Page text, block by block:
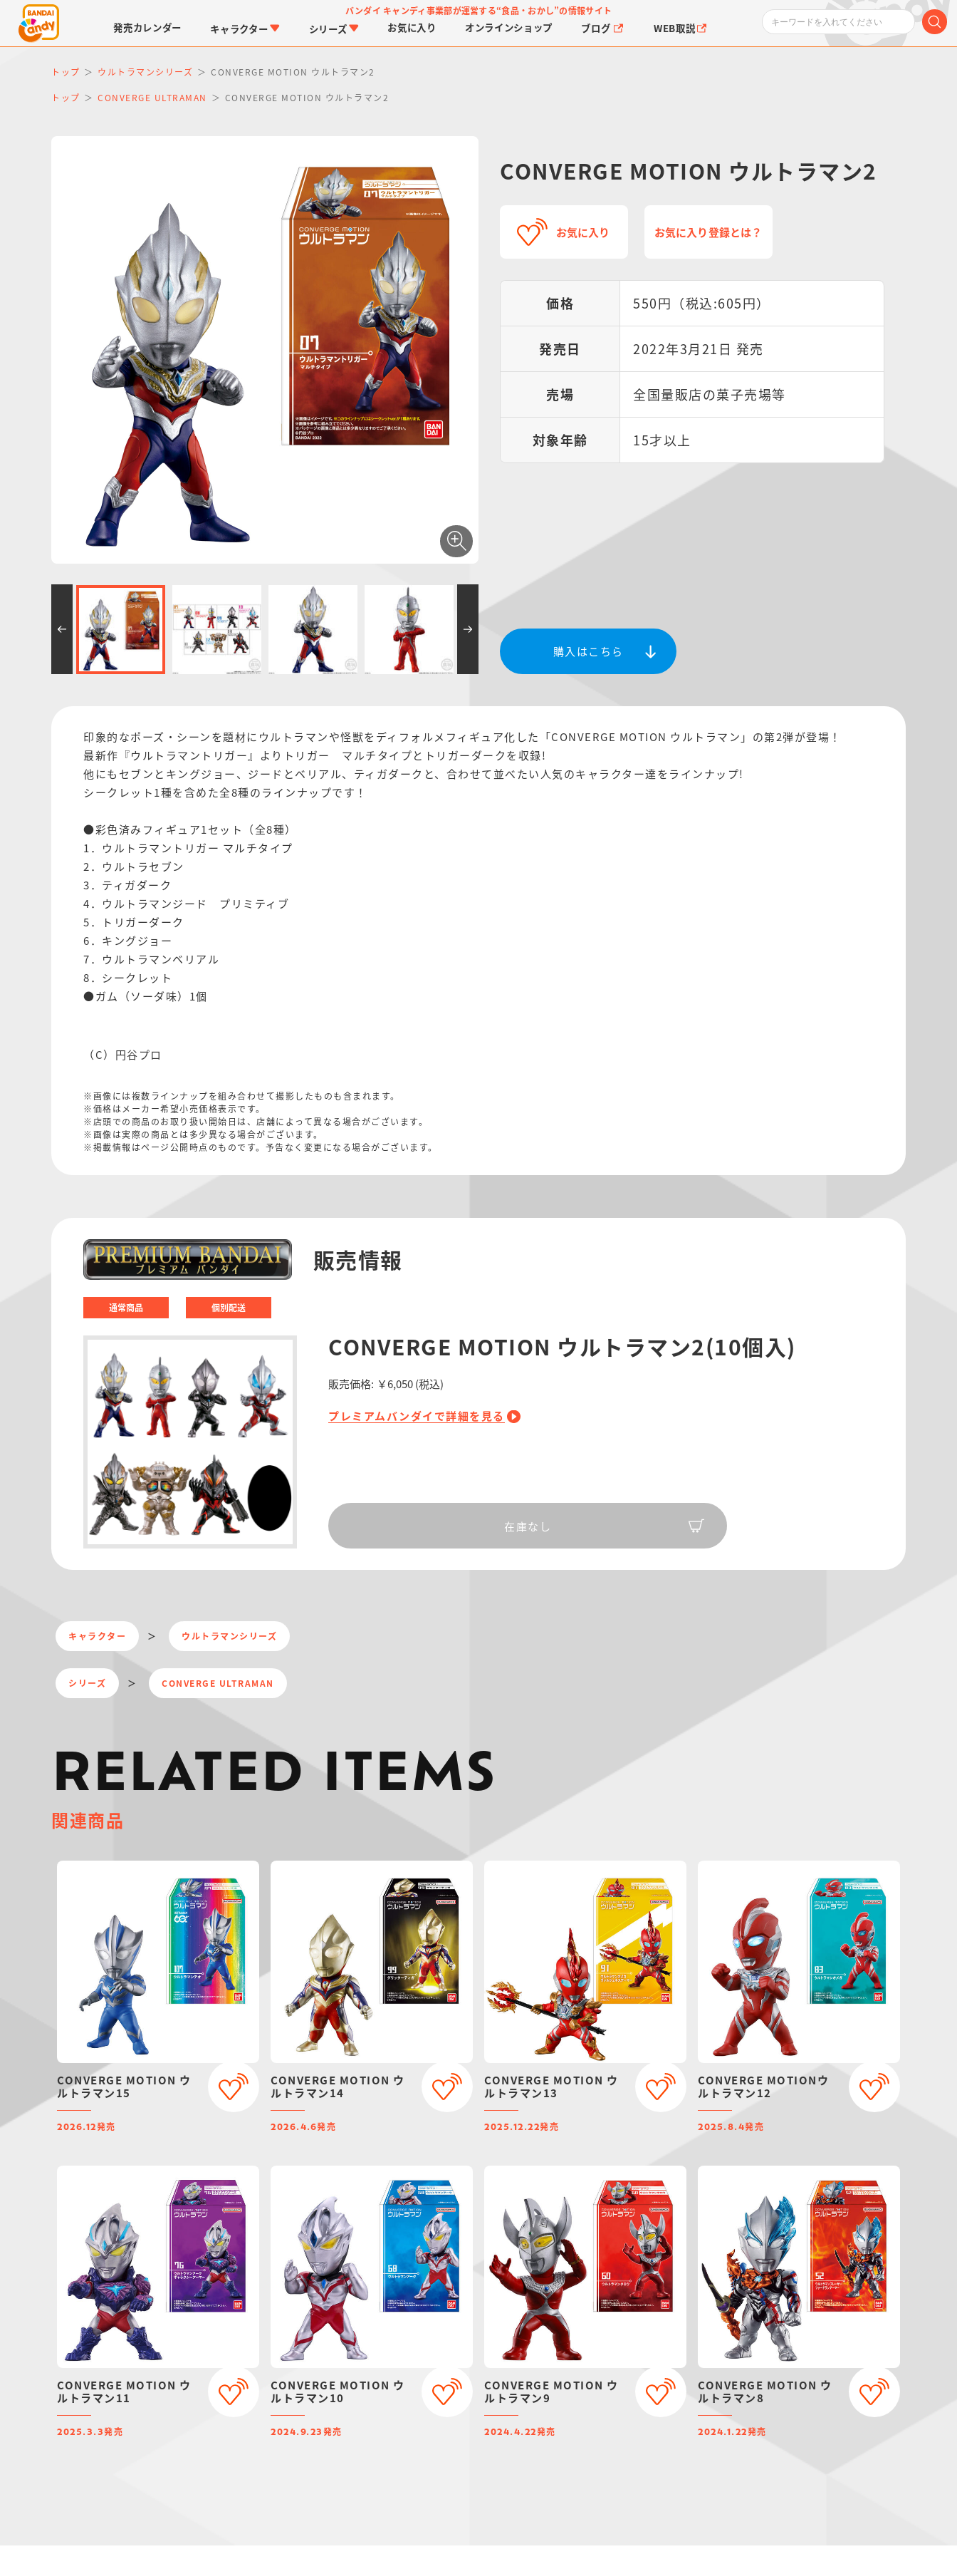
バンダイ キャンディ事業部が運営する“食品・おかし”の情報サイト
発売カレンダー キャラクター
仮面ライダーシリーズ
PROJECT R.E.D.・ス
ーパー戦隊シリーズ
シリーズ
つりグミ
お気に入り オンラインショップ ブログ WEB取説
トップ ウルトラマンシリーズ CONVERGE MOTION ウルトラマン2
トップ CONVERGE ULTRAMAN CONVERGE MOTION ウルトラマン2
CONVERGE MOTION ウルトラマン2
お気に入り お気に入り登録とは？
価格 550円（税込:605円）
発売日 2022年3月21日 発売
売場 全国量販店の菓子売場等
対象年齢 15才以上
購入はこちら
印象的なポーズ・シーンを題材にウルトラマンや怪獣をディフォルメフィギュア化した「CONVERGE MOTION ウルトラマン」の第2弾が登場！
最新作『ウルトラマントリガー』よりトリガー マルチタイプとトリガーダークを収録!
他にもセブンとキングジョー、ジードとベリアル、ティガダークと、合わせて並べたい人気のキャラクター達をラインナップ!
シークレット1種を含めた全8種のラインナップです！
●彩色済みフィギュア1セット（全8種）
1．ウルトラマントリガー マルチタイプ
2．ウルトラセブン
3．ティガダーク
4．ウルトラマンジード プリミティブ
5．トリガーダーク
6．キングジョー
7．ウルトラマンベリアル
8．シークレット
●ガム（ソーダ味）1個
（C）円谷プロ
※画像には複数ラインナップを組み合わせて撮影したものも含まれます。
※価格はメーカー希望小売価格表示です。
※店頭での商品のお取り扱い開始日は、店舗によって異なる場合がございます。
※画像は実際の商品とは多少異なる場合がございます。
※掲載情報はページ公開時点のものです。予告なく変更になる場合がございます。
販売情報
通常商品 個別配送
CONVERGE MOTION ウルトラマン2(10個入)
販売価格: ￥6,050(税込)
プレミアムバンダイで詳細を見る
在庫なし
キャラクター ウルトラマンシリーズ
シリーズ CONVERGE ULTRAMAN
RELATED ITEMS
関連商品
CONVERGE MOTION ウ
ルトラマン15
2026.12発売
CONVERGE MOTION ウ
ルトラマン14
2026.4.6発売
CONVERGE MOTION ウ
ルトラマン13
2025.12.22発売
CONVERGE MOTIONウ
ルトラマン12
2025.8.4発売
CONVERGE MOTION ウ
ルトラマン11
2025.3.3発売
CONVERGE MOTION ウ
ルトラマン10
2024.9.23 発売
CONVERGE MOTION ウ
ルトラマン9
2024.4.22発売
CONVERGE MOTION ウ
ルトラマン8
2024.1.22発売